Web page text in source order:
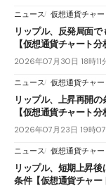
ニュース 仮想通貨チャ
リップル、反発局面
【仮想通貨チャート
2026年07月30日 18時11
ニュース 仮想通貨チャ
リップル、上昇再開
【仮想通貨チャート
2026年07月23日 19時
ニュース 仮想通貨チャ
リップル、短期上昇
条件【仮想通貨チャー